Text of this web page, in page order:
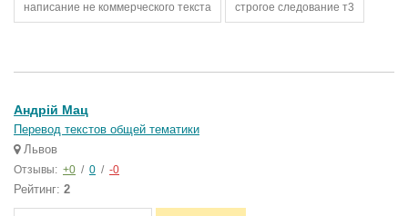
написание не коммерческого текста строгое следование т3
Андрій Мац
Перевод текстов общей тематики
Львов
Отзывы: +0 / 0 / -0
Рейтинг: 2